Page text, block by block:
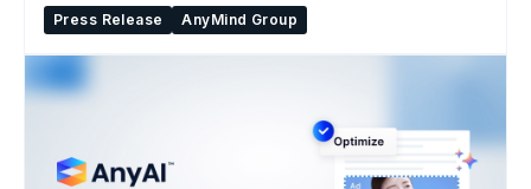
Press Release
AnyMind Group